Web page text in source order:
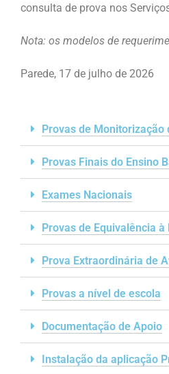
consulta de prova nos
Nota: os modelos de
Parede, 17 de julho de 2026
Provas de
Provas Finais do Ensino
Exames Nacionais
Provas de Equivalência
Prova Extraordinária de
Provas a nível de escola
Documentação de Apoio
Instalação da aplicação